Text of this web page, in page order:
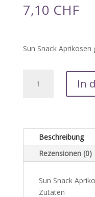
7,10 CHF
Sun Snack
Snack
Menge
In
Beschreibung
Rezensionen (0)
Sun Snack
Zutaten